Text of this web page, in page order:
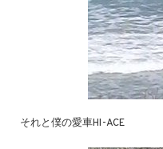
それと僕の愛車HI-ACE